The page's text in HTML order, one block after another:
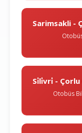
Sarimsakli -
Si̇li̇vri̇ -
Otobüs